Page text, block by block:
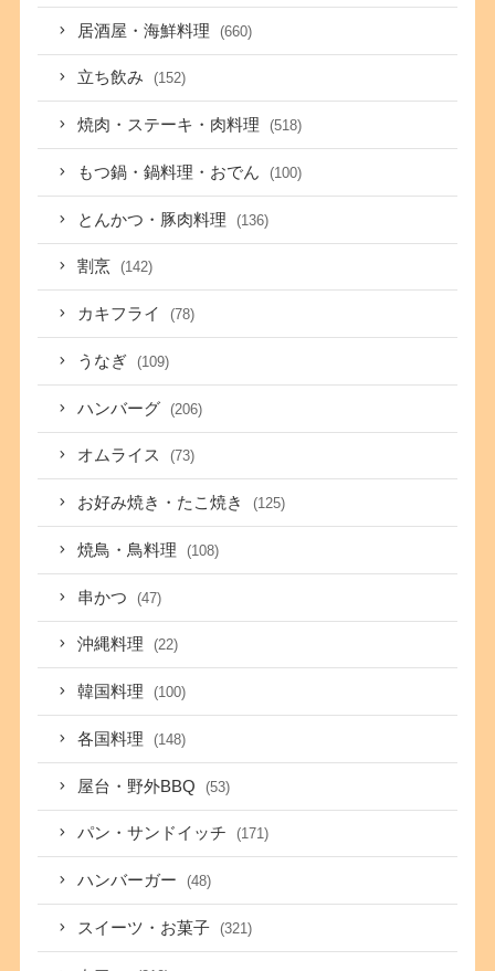
居酒屋・海鮮料理 (660)
立ち飲み (152)
焼肉・ステーキ・肉料理 (518)
もつ鍋・鍋料理・おでん (100)
とんかつ・豚肉料理 (136)
割烹 (142)
カキフライ (78)
うなぎ (109)
ハンバーグ (206)
オムライス (73)
お好み焼き・たこ焼き (125)
焼鳥・鳥料理 (108)
串かつ (47)
沖縄料理 (22)
韓国料理 (100)
各国料理 (148)
屋台・野外BBQ (53)
パン・サンドイッチ (171)
ハンバーガー (48)
スイーツ・お菓子 (321)